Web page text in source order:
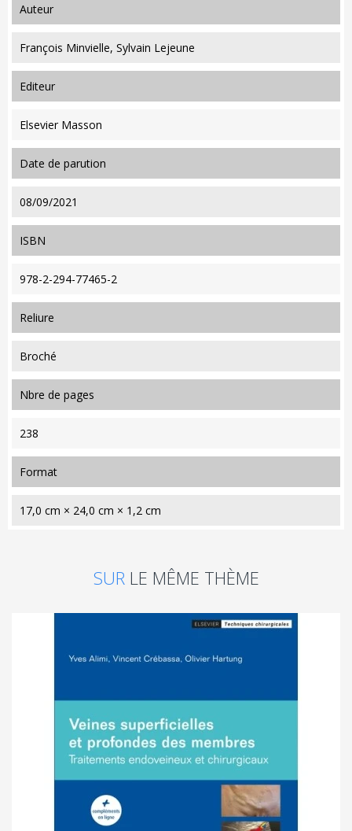
auteur
François Minvielle, Sylvain Lejeune
editeur
Elsevier Masson
date de parution
08/09/2021
ISBN
978-2-294-77465-2
reliure
Broché
nbre de pages
238
format
17,0 cm × 24,0 cm × 1,2 cm
SUR LE MÊME THÈME